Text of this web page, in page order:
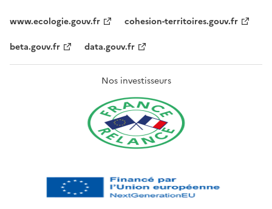
www.ecologie.gouv.fr
cohesion-territoires.gouv.fr
beta.gouv.fr
data.gouv.fr
Nos investisseurs